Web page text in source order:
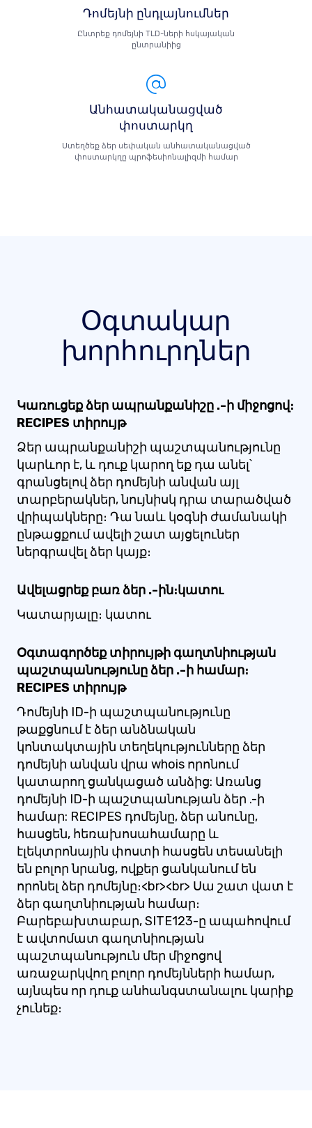
Դոմեյնի ընդլայնումներ
Ընտրեք դոմեյնի TLD-ների հսկայական
ընտրանիից
Անհատականացված
փոստարկղ
Ստեղծեք ձեր սեփական անհատականացված
փոստարկղը պրոֆեսիոնալիզմի համար
Օգտակար
խորհուրդներ
Կառուցեք ձեր ապրանքանիշը .-ի միջոցով։
RECIPES տիրույթ
Ձեր ապրանքանիշի պաշտպանությունը
կարևոր է, և դուք կարող եք դա անել՝
գրանցելով ձեր դոմեյնի անվան այլ
տարբերակներ, նույնիսկ դրա տարածված
վրիպակները։ Դա նաև կօգնի ժամանակի
ընթացքում ավելի շատ այցելուներ
ներգրավել ձեր կայք։
Ավելացրեք բառ ձեր .-ին։կատու
Կատարյալը։ կատու
Օգտագործեք տիրույթի գաղտնիության
պաշտպանությունը ձեր .-ի համար։
RECIPES տիրույթ
Դոմեյնի ID-ի պաշտպանությունը
թաքցնում է ձեր անձնական
կոնտակտային տեղեկությունները ձեր
դոմեյնի անվան վրա whois որոնում
կատարող ցանկացած անձից: Առանց
դոմեյնի ID-ի պաշտպանության ձեր .-ի
համար: RECIPES դոմեյնը, ձեր անունը,
հասցեն, հեռախոսահամարը և
էլեկտրոնային փոստի հասցեն տեսանելի
են բոլոր նրանց, ովքեր ցանկանում են
որոնել ձեր դոմեյնը։<br><br> Սա շատ վատ է
ձեր գաղտնիության համար։
Բարեբախտաբար, SITE123-ը ապահովում
է ավտոմատ գաղտնիության
պաշտպանություն մեր միջոցով
առաջարկվող բոլոր դոմեյնների համար,
այնպես որ դուք անհանգստանալու կարիք
չունեք։